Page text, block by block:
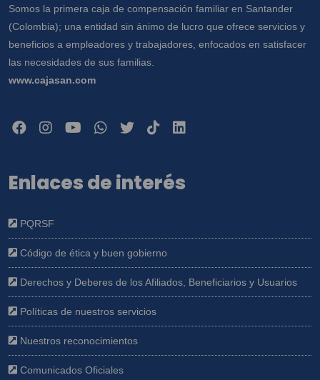
Somos la primera caja de compensación familiar en Santander
(Colombia); una entidad sin ánimo de lucro que ofrece servicios y
beneficios a empleadores y trabajadores, enfocados en satisfacer
las necesidades de sus familias.
www.cajasan.com
Enlaces de interés
PQRSF
Código de ética y buen gobierno
Derechos y Deberes de los Afiliados, Beneficiarios y Usuarios
Políticas de nuestros servicios
Nuestros reconocimientos
Comunicados Oficiales